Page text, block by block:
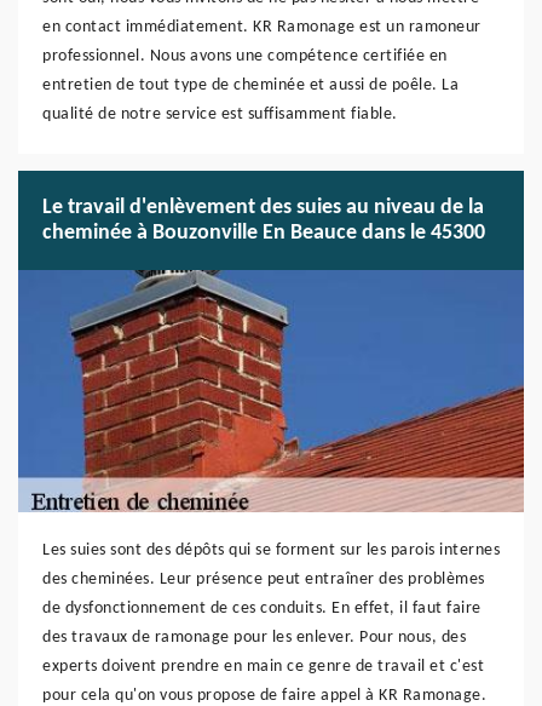
en contact immédiatement. KR Ramonage est un ramoneur
professionnel. Nous avons une compétence certifiée en
entretien de tout type de cheminée et aussi de poêle. La
qualité de notre service est suffisamment fiable.
Le travail d'enlèvement des suies au niveau de la
cheminée à Bouzonville En Beauce dans le 45300
Les suies sont des dépôts qui se forment sur les parois internes
des cheminées. Leur présence peut entraîner des problèmes
de dysfonctionnement de ces conduits. En effet, il faut faire
des travaux de ramonage pour les enlever. Pour nous, des
experts doivent prendre en main ce genre de travail et c'est
pour cela qu'on vous propose de faire appel à KR Ramonage.